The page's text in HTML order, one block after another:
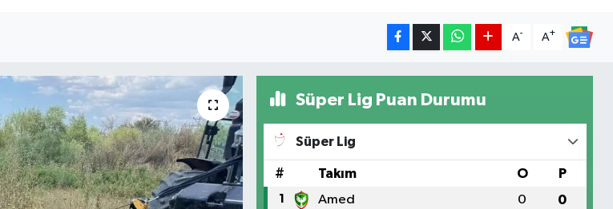
A- A+
Süper Lig Puan Durumu
Süper Lig
# Takım O P
1 Amed 0 0